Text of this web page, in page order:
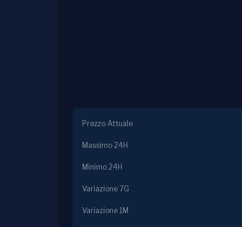
Prezzo Attuale
Massimo 24H
Minimo 24H
Variazione 7G
Variazione 1M